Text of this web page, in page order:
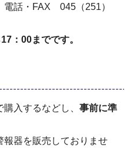
電話・FAX 045（251）
：00までです。
入するなどし、 事前に準
器を販売しておりませ